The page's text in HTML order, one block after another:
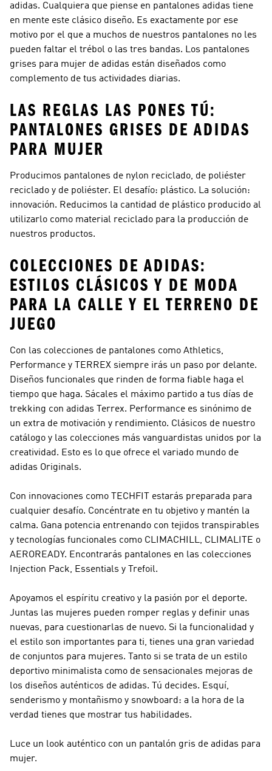
adidas. Cualquiera que piense en pantalones adidas tiene
en mente este clásico diseño. Es exactamente por ese
motivo por el que a muchos de nuestros pantalones no les
pueden faltar el trébol o las tres bandas. Los pantalones
grises para mujer de adidas están diseñados como
complemento de tus actividades diarias.
LAS REGLAS LAS PONES TÚ:
PANTALONES GRISES DE ADIDAS
PARA MUJER
Producimos pantalones de nylon reciclado, de poliéster
reciclado y de poliéster. El desafío: plástico. La solución:
innovación. Reducimos la cantidad de plástico producido al
utilizarlo como material reciclado para la producción de
nuestros productos.
COLECCIONES DE ADIDAS:
ESTILOS CLÁSICOS Y DE MODA
PARA LA CALLE Y EL TERRENO DE
JUEGO
Con las colecciones de pantalones como Athletics,
Performance y TERREX siempre irás un paso por delante.
Diseños funcionales que rinden de forma fiable haga el
tiempo que haga. Sácales el máximo partido a tus días de
trekking con adidas Terrex. Performance es sinónimo de
un extra de motivación y rendimiento. Clásicos de nuestro
catálogo y las colecciones más vanguardistas unidos por la
creatividad. Esto es lo que ofrece el variado mundo de
adidas Originals.
Con innovaciones como TECHFIT estarás preparada para
cualquier desafío. Concéntrate en tu objetivo y mantén la
calma. Gana potencia entrenando con tejidos transpirables
y tecnologías funcionales como CLIMACHILL, CLIMALITE o
AEROREADY. Encontrarás pantalones en las colecciones
Injection Pack, Essentials y Trefoil.
Apoyamos el espíritu creativo y la pasión por el deporte.
Juntas las mujeres pueden romper reglas y definir unas
nuevas, para cuestionarlas de nuevo. Si la funcionalidad y
el estilo son importantes para ti, tienes una gran variedad
de conjuntos para mujeres. Tanto si se trata de un estilo
deportivo minimalista como de sensacionales mejoras de
los diseños auténticos de adidas. Tú decides. Esquí,
senderismo y montañismo y snowboard: a la hora de la
verdad tienes que mostrar tus habilidades.
Luce un look auténtico con un pantalón gris de adidas para
mujer.